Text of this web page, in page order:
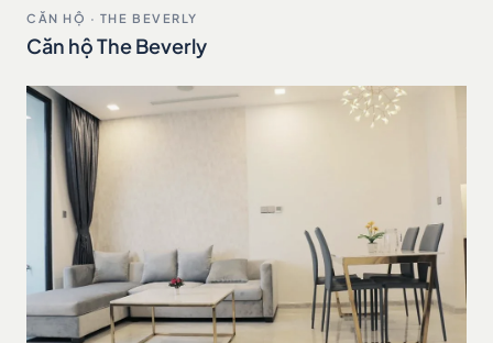
CĂN HỘ · THE BEVERLY
Căn hộ The Beverly